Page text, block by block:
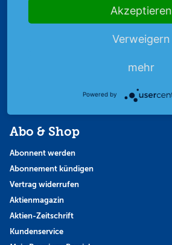
Favoriten
Abo & Shop
Abonnent werden
Abonnement kündigen
Vertrag widerrufen
Aktienmagazin
Aktien-Zeitschrift
Kundenservice
Akzeptieren
Verweigern
mehr
Powered by